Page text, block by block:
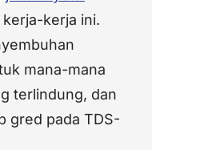
kerja ini.
mana-mana
terlindung, dan
gred pada TDS-